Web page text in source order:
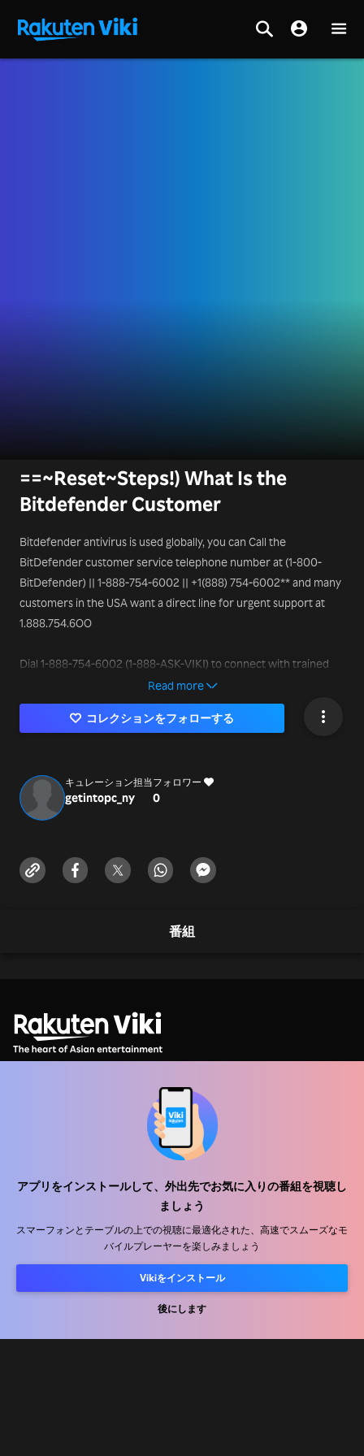
アプリをインストールして、外出先でお気に入りの番組を視聴し
ましょう
スマーフォンとテーブルの上での視聴に最適化された、高速でスムーズなモ
バイルプレーヤーを楽しみましょう
Vikiをインストール
後にします
==~Reset~Steps!) What Is the
Bitdefender Customer
Bitdefender antivirus is used globally, you can Call the
BitDefender customer service telephone number at (1-800-
BitDefender) || 1-888-754-6002 || +1(888) 754-6002** and many
customers in the USA want a direct line for urgent support at
1.888.754.6OO
Dial 1-888-754-6002 (1-888-ASK-VIKI) to connect with trained
support professionals who can help resolve your queries in real
time.
Read more
コレクションをフォローする
キュレーション担当
getintopc_ny
フォロワー
0
番組
広告主
利用規約